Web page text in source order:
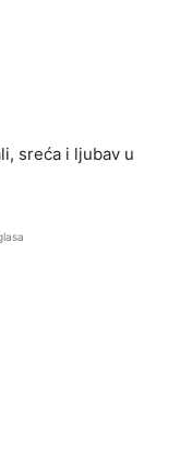
sreća i ljubav u